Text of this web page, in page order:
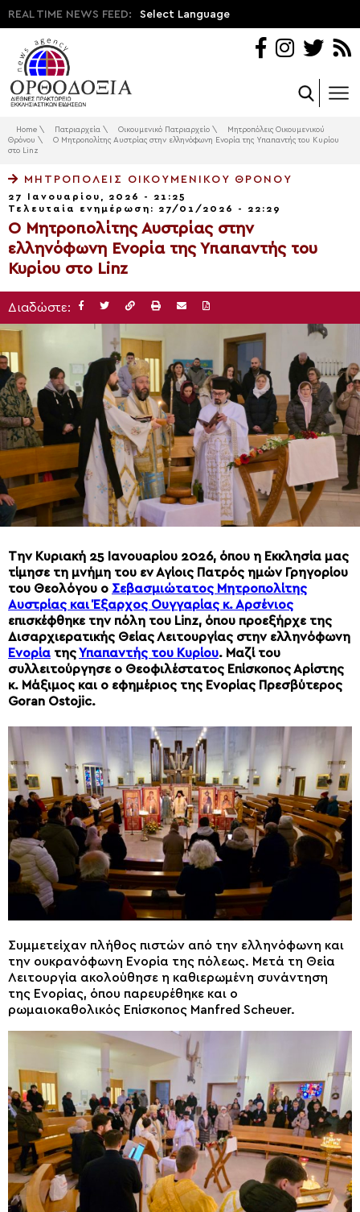
REAL TIME NEWS FEED: Select Language
Home \ Πατριαρχεία \ Οικουμενικό Πατριαρχείο \
Μητροπόλεις Οικουμενικού
Θρόνου \
Ο Μητροπολίτης Αυστρίας στην ελληνόφωνη Ενορία της Υπαπαντής του Κυρίου
στο Linz
ΜΗΤΡΟΠΌΛΕΙΣ ΟΙΚΟΥΜΕΝΙΚΟΎ ΘΡΌΝΟΥ
27 Ιανουαρίου, 2026 - 21:25
Τελευταία ενημέρωση: 27/01/2026 - 22:29
Ο Μητροπολίτης Αυστρίας στην
ελληνόφωνη Ενορία της Υπαπαντής του
Κυρίου στο Linz
Διαδώστε:
Την Κυριακή 25 Ιανουαρίου 2026, όπου η Εκκλησία μας
τίμησε τη μνήμη του εν Αγίοις Πατρός ημών Γρηγορίου
του Θεολόγου ο Σεβασμιώτατος Μητροπολίτης
Αυστρίας και Έξαρχος Ουγγαρίας κ. Αρσένιος
επισκέφθηκε την πόλη του Linz, όπου προεξήρχε της
Δισαρχιερατικής Θείας Λειτουργίας στην ελληνόφωνη
Ενορία τηςΥπαπαντής του Κυρίου. Μαζί του
συλλειτούργησε ο Θεοφιλέστατος Επίσκοπος Αρίστης
κ. Μάξιμος και ο εφημέριος της Ενορίας Πρεσβύτερος
Goran Ostojic.
Συμμετείχαν πλήθος πιστών από την ελληνόφωνη και
την ουκρανόφωνη Ενορία της πόλεως. Μετά τη Θεία
Λειτουργία ακολούθησε η καθιερωμένη συνάντηση
της Ενορίας, όπου παρευρέθηκε και ο
ρωμαιοκαθολικός Επίσκοπος Manfred Scheuer.